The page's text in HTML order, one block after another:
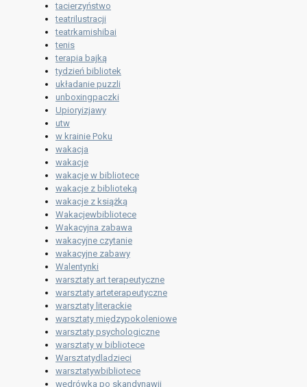
tacierzyństwo
teatrilustracji
teatrkamishibai
tenis
terapia bajką
tydzień bibliotek
układanie puzzli
unboxingpaczki
Upioryizjawy
utw
w krainie Poku
wakacja
wakacje
wakacje w bibliotece
wakacje z biblioteką
wakacje z książką
Wakacjewbibliotece
Wakacyjna zabawa
wakacyjne czytanie
wakacyjne zabawy
Walentynki
warsztaty art terapeutyczne
warsztaty arteterapeutyczne
warsztaty literackie
warsztaty międzypokoleniowe
warsztaty psychologiczne
warsztaty w bibliotece
Warsztatydladzieci
warsztatywbibliotece
wędrówka po skandynawii